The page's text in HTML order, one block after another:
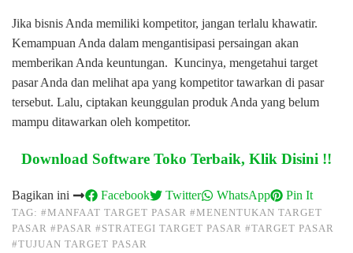
Jika bisnis Anda memiliki kompetitor, jangan terlalu khawatir.
Kemampuan Anda dalam mengantisipasi persaingan akan
memberikan Anda keuntungan. Kuncinya, mengetahui target
pasar Anda dan melihat apa yang kompetitor tawarkan di pasar
tersebut. Lalu, ciptakan keunggulan produk Anda yang belum
mampu ditawarkan oleh kompetitor.
Download Software Toko Terbaik, Klik Disini !!
Bagikan ini Facebook Twitter WhatsApp Pin It
TAG: #MANFAAT TARGET PASAR #MENENTUKAN TARGET
PASAR #PASAR #STRATEGI TARGET PASAR #TARGET PASAR
#TUJUAN TARGET PASAR